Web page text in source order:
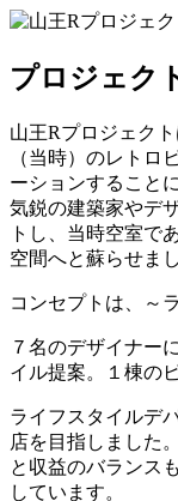
プロジェク
山王Rプロジェク
（当時）のレトロ
ーションすること
気鋭の建築家やデ
トし、当時空室で
空間へと蘇らせまし
コンセプトは、～
７名のデザイナー
イル提案。１棟の
ライフスタイルデ
店を目指しました
と収益のバランス
しています。